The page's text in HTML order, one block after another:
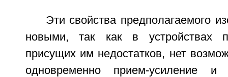
Эти свойства предполагаемого
новыми, так как в устройствах
присущих им недостатков, нет
одновременно прием-усиление и